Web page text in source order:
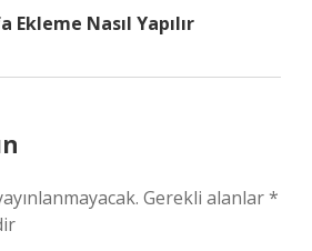
Ekleme Nasıl Yapılır
Gerekli alanlar*